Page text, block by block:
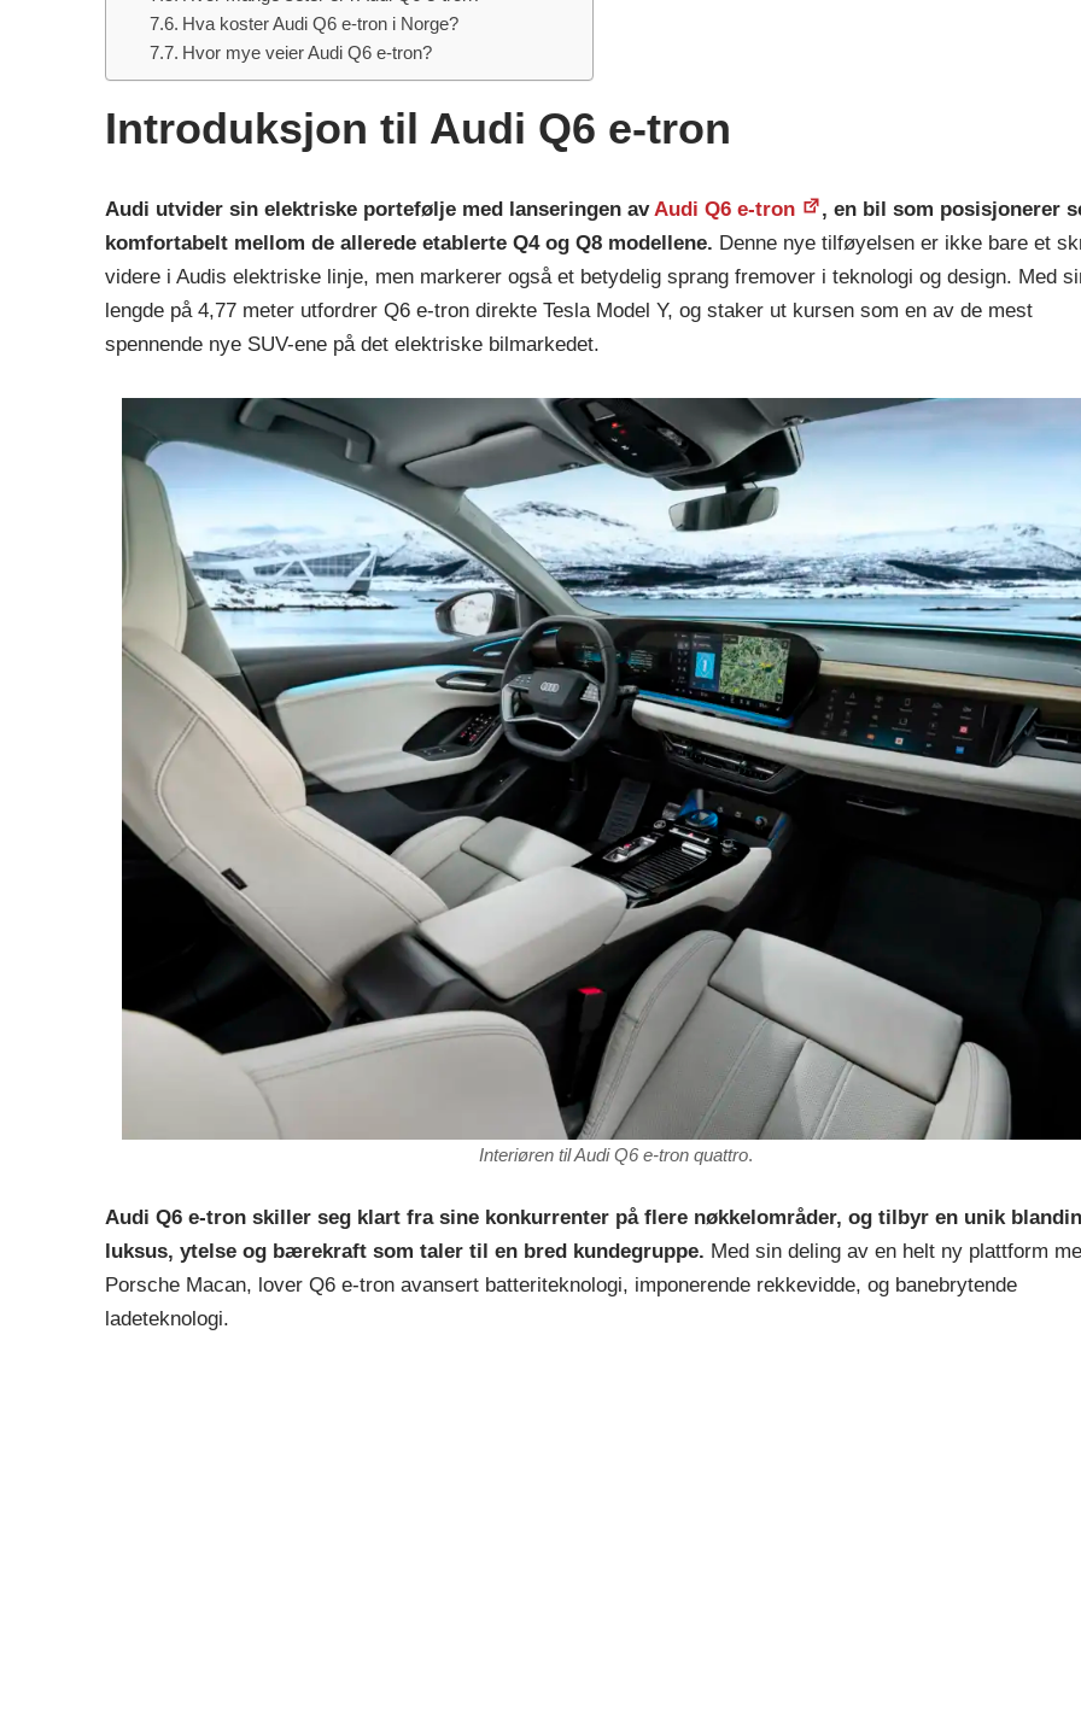
Hva koster Audi Q6 e-tron i Norge?
Hvor mye veier Audi Q6 e-tron?
Introduksjon til Audi Q6 e-tron
Audi utvider sin elektriske portefølje med lanseringen avAudi Q6 e-tron
, en bil som posisjonerer
komfortabelt mellom de allerede etablerte Q4 og Q8 modellene. Denne nye tilføyelsen er ikke bare et
videre i Audis elektriske linje, men markerer også et betydelig sprang fremover i teknologi og design. Med
lengde på 4,77 meter utfordrer Q6 e-tron direkte Tesla Model Y, og staker ut kursen som en av de mest
spennende nye SUV-ene på det elektriske bilmarkedet.
Interiøren til Audi Q6 e-tron quattro.
Audi Q6 e-tron skiller seg klart fra sine konkurrenter på flere nøkkelområder, og tilbyr en unik
luksus, ytelse og bærekraft som taler til en bred kundegruppe. Med sin deling av en helt ny plattform
Porsche Macan, lover Q6 e-tron avansert batteriteknologi, imponerende rekkevidde, og banebrytende
ladeteknologi.